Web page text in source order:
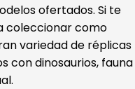
ofertados. Si te
coleccionar como
variedad de réplicas
con dinosaurios, fauna